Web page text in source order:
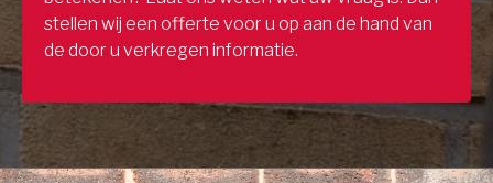
stellen wij een offerte voor u op aan de hand van
de door u verkregen informatie.